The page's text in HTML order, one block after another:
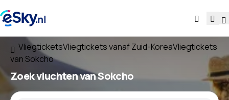
VliegticketsVliegtickets vanaf Zuid-KoreaVliegtickets
van Sokcho
Zoek vluchtenvan Sokcho